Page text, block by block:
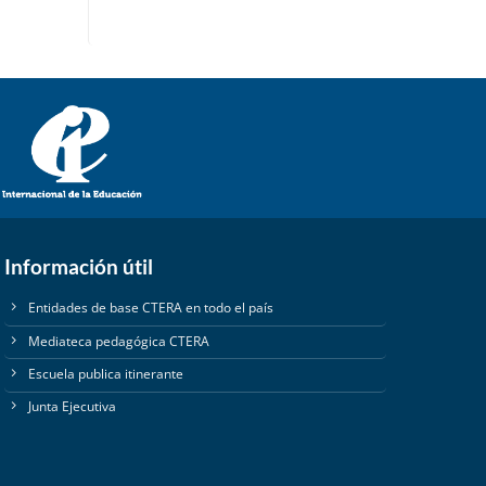
Información útil
Entidades de base CTERA en todo el país
Mediateca pedagógica CTERA
Escuela publica itinerante
Junta Ejecutiva